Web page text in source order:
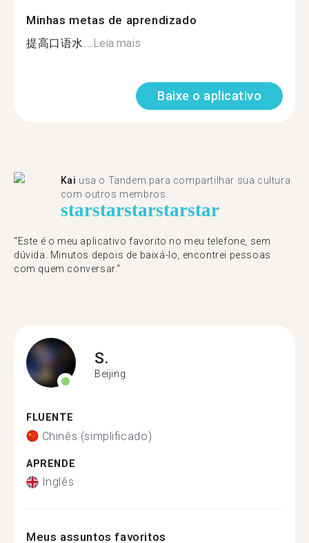
Minhas metas de aprendizado
提高口语水...Leia mais
Baixe o aplicativo
Kai usa o Tandem para compartilhar sua cultura
com outros membros.
starstarstarstarstar
"Este é o meu aplicativo favorito no meu telefone, sem
dúvida. Minutos depois de baixá-lo, encontrei pessoas
com quem conversar."
S.
Beijing
FLUENTE
Chinês (simplificado)
APRENDE
Inglês
Meus assuntos favoritos